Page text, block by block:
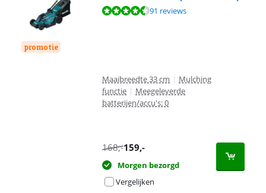
promotie
Beoordeling is 8,8 van de 10, gebaseerd op 91 reviews.
91 reviews
Maaibreedte 33 cm | Mulching
functie | Meegeleverde
batterijen/accu's: 0
168,-159,-
Morgen bezorgd
Vergelijken